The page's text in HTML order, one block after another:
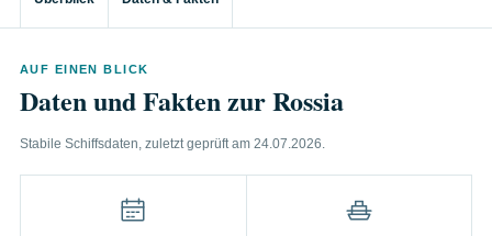
AUF EINEN BLICK
Daten und Fakten zur Rossia
Stabile Schiffsdaten, zuletzt geprüft am 24.07.2026.